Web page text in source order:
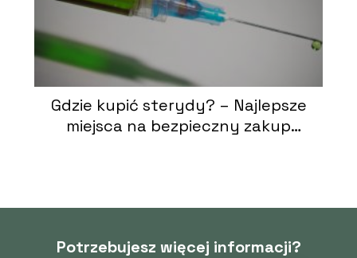
Gdzie kupić sterydy? – Najlepsze
miejsca na bezpieczny zakup
Potrzebujesz więcej informacji?